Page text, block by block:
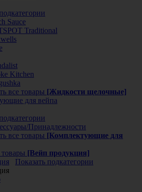
Sauce
Traditional
Kitchen
все товары [Жидкости щелочные]
для вейпа
Принадлежности
все товары [Комплектующие для
товары [Вейп продукция]
Показать подкатегории